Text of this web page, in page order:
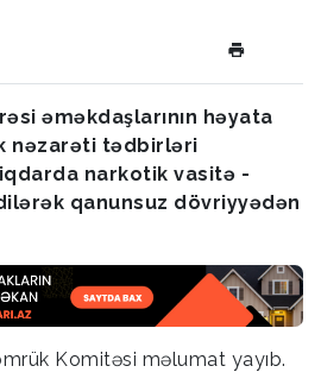
əməkdaşlarının həyata
nəzarəti tədbirləri
narkotik vasitə -
qanunsuz dövriyyədən
Komitəsi məlumat yayıb.